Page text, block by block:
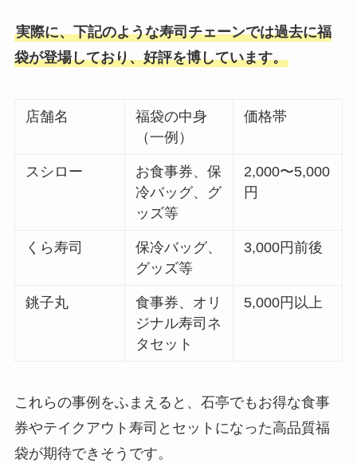
実際に、下記のような寿司チェーンでは過去に福
袋が登場しており、好評を博しています。
店舗名
福袋の中身
（一例）
価格帯
スシロー
お食事券、保
冷バッグ、グ
ッズ等
2,000〜5,000
円
くら寿司
保冷バッグ、
グッズ等
3,000円前後
銚子丸
食事券、オリ
ジナル寿司ネ
タセット
5,000円以上
これらの事例をふまえると、石亭でもお得な食事
券やテイクアウト寿司とセットになった高品質福
袋が期待できそうです。